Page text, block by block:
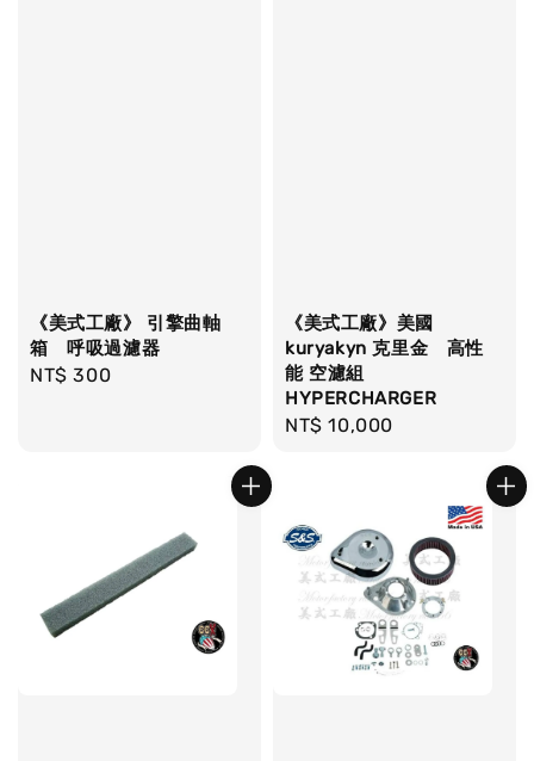
《美式工廠》 引擎曲軸
箱 呼吸過濾器
Regular
NT$ 300
《美式工廠》美國
kuryakyn 克里金 高性
能 空濾組
HYPERCHARGER
Regular
NT$ 10,000